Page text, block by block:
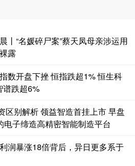
丨“名媛碎尸案”蔡天凤母亲涉运用
露
数开盘下挫 恒指跌超1% 恒生科
谱跌超6%
区别解析 领益智造首挂上市 早盘
子缔造高精密智能制造平台
润暴涨18倍背后，异日更多系于